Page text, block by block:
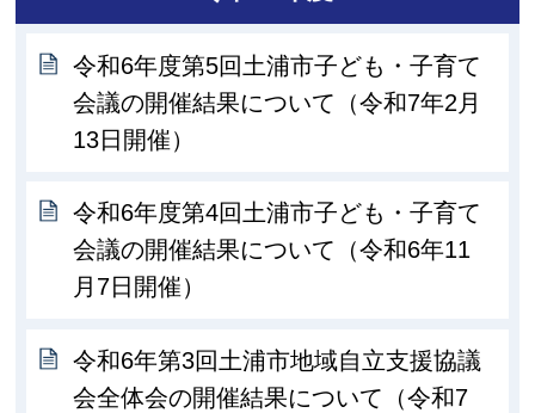
令和6年度第5回土浦市子ども・子育て
会議の開催結果について（令和7年2月
13日開催）
令和6年度第4回土浦市子ども・子育て
会議の開催結果について（令和6年11
月7日開催）
令和6年第3回土浦市地域自立支援協議
会全体会の開催結果について（令和7